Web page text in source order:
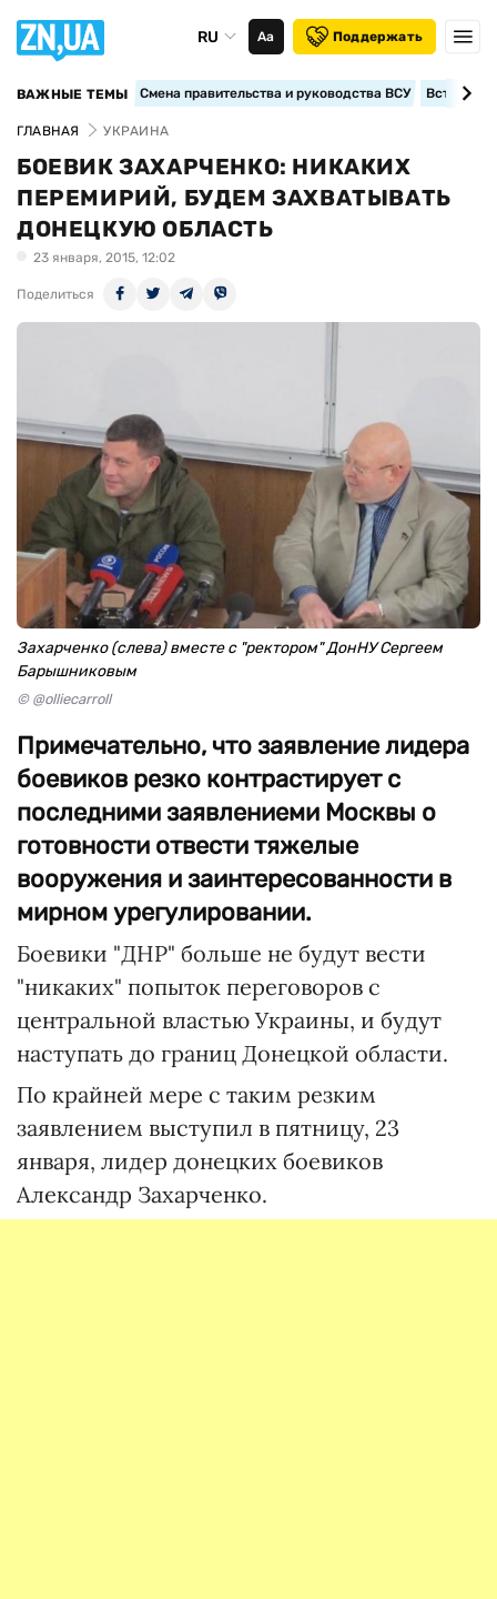
RU Аа Поддержать
ВАЖНЫЕ ТЕМЫ Смена правительства и руководства ВСУ
ГЛАВНАЯ УКРАИНА
БОЕВИК ЗАХАРЧЕНКО: НИКАКИХ
ПЕРЕМИРИЙ, БУДЕМ ЗАХВАТЫВАТЬ
ДОНЕЦКУЮ ОБЛАСТЬ
23 января, 2015, 12:02
Поделиться
Захарченко (слева) вместе с "ректором" ДонНУ Сергеем
Барышниковым
© @olliecarroll
Примечательно, что заявление лидера
боевиков резко контрастирует с
последними заявлениеми Москвы о
готовности отвести тяжелые
вооружения и заинтересованности в
мирном урегулировании.
Боевики "ДНР" больше не будут вести
"никаких" попыток переговоров с
центральной властью Украины, и будут
наступать до границ Донецкой области.
По крайней мере с таким резким
заявлением выступил в пятницу, 23
января, лидер донецких боевиков
Александр Захарченко.